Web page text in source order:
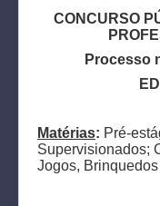
CONCURSO
Processo
Matérias: Pré-
Supervisionados;
Jogos,